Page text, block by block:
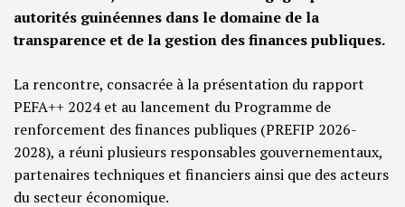
autorités guinéennes dans le domaine de la
transparence et de la gestion des finances publiques.
La rencontre, consacrée à la présentation du rapport
PEFA++ 2024 et au lancement du Programme de
renforcement des finances publiques (PREFIP 2026-
2028), a réuni plusieurs responsables gouvernementaux,
partenaires techniques et financiers ainsi que des acteurs
du secteur économique.